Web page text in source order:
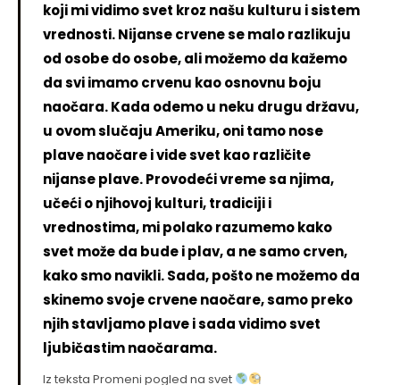
koji mi vidimo svet kroz našu kulturu i sistem
vrednosti. Nijanse crvene se malo razlikuju
od osobe do osobe, ali možemo da kažemo
da svi imamo crvenu kao osnovnu boju
naočara. Kada odemo u neku drugu državu,
u ovom slučaju Ameriku, oni tamo nose
plave naočare i vide svet kao različite
nijanse plave. Provodeći vreme sa njima,
učeći o njihovoj kulturi, tradiciji i
vrednostima, mi polako razumemo kako
svet može da bude i plav, a ne samo crven,
kako smo navikli. Sada, pošto ne možemo da
skinemo svoje crvene naočare, samo preko
njih stavljamo plave i sada vidimo svet
ljubičastim naočarama.
Iz teksta Promeni pogled na svet